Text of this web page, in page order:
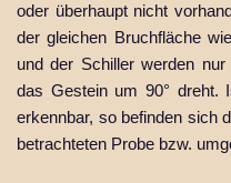
oder überhaupt nicht
der gleichen Bruchfläche
und der Schiller werden
das Gestein um 90° dreht.
erkennbar, so befinden sich
betrachteten Probe bzw.